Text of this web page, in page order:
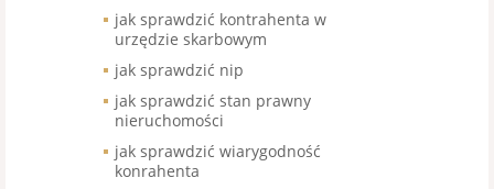
jak sprawdzić kontrahenta w
urzędzie skarbowym
jak sprawdzić nip
jak sprawdzić stan prawny
nieruchomości
jak sprawdzić wiarygodność
konrahenta